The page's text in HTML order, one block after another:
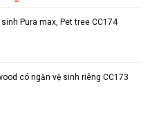
tại
Pura max, Pet tree CC174
có ngăn vệ sinh riêng CC173